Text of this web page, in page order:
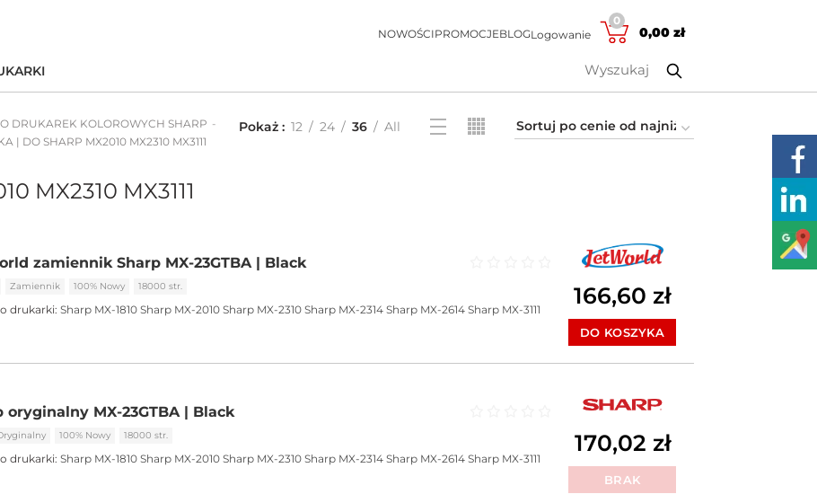
NOWOŚCIPROMOCJEBLOGLogowanie
0
0,00 zł
DRUKAREK KOLOROWYCH SHARP
| DO SHARP MX2010 MX2310 MX3111
Pokaż 12 24 36 All
MX2310 MX3111
zamiennik Sharp MX-23GTBA | Black
Zamiennik 100% Nowy 18000 str.
drukarki: Sharp MX-1810 Sharp MX-2010 Sharp MX-2310 Sharp MX-2314 Sharp MX-2614 Sharp MX-3111
166,60 zł
DO KOSZYKA
oryginalny MX-23GTBA | Black
100% Nowy 18000 str.
drukarki: Sharp MX-1810 Sharp MX-2010 Sharp MX-2310 Sharp MX-2314 Sharp MX-2614 Sharp MX-3111
170,02 zł
BRAK